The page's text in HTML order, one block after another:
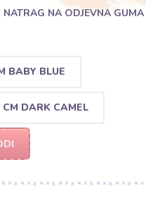
NATRAG NA ODJEVNA GUMA
BABY BLUE
DARK CAMEL